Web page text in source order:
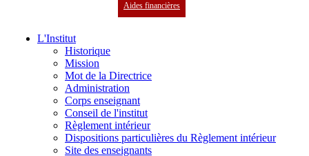
Aides financières
L'Institut
Historique
Mission
Mot de la Directrice
Administration
Corps enseignant
Conseil de l'institut
Règlement intérieur
Dispositions particulières du Règlement intérieur
Site des enseignants